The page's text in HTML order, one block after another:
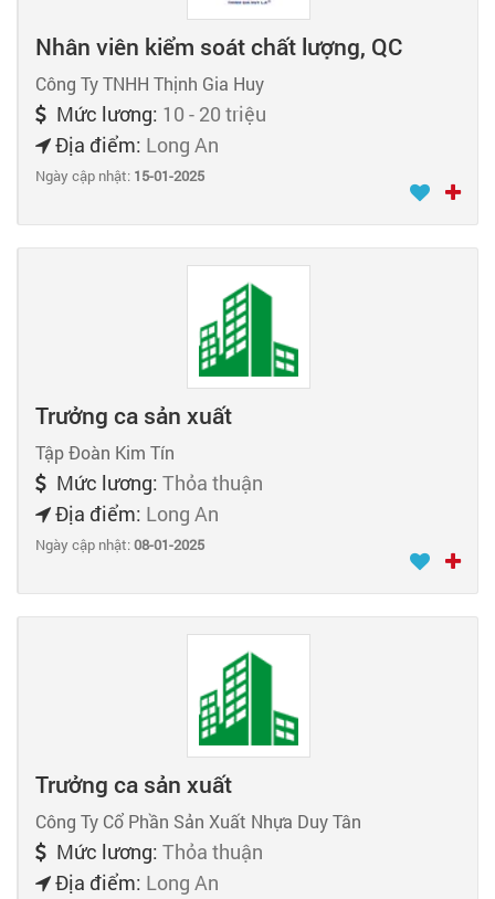
Nhân viên kiểm soát chất lượng, QC
Công Ty TNHH Thịnh Gia Huy
Mức lương: 10 - 20 triệu
Địa điểm: Long An
Ngày cập nhật: 15-01-2025
Trưởng ca sản xuất
Tập Đoàn Kim Tín
Mức lương: Thỏa thuận
Địa điểm: Long An
Ngày cập nhật:08-01-2025
Trưởng ca sản xuất
Công Ty Cổ Phần Sản Xuất Nhựa Duy Tân
Mức lương: Thỏa thuận
Địa điểm: Long An